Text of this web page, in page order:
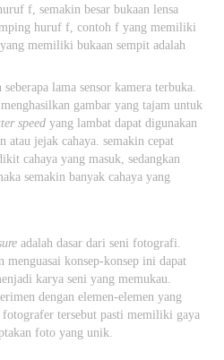
f, semakin besar bukaan lensa
huruf f, contoh f yang memiliki
memiliki bukaan sempit adalah
seberapa lama sensor kamera terbuka.
gambar yang tajam untuk
speed yang lambat dapat digunakan
atau jejak cahaya. semakin cepat
cahaya yang masuk, sedangkan
semakin banyak cahaya yang
adalah dasar dari seni fotografi.
menguasai konsep-konsep ini dapat
karya seni yang memukau.
dengan elemen-elemen yang
tersebut pasti memiliki gaya
foto yang unik.